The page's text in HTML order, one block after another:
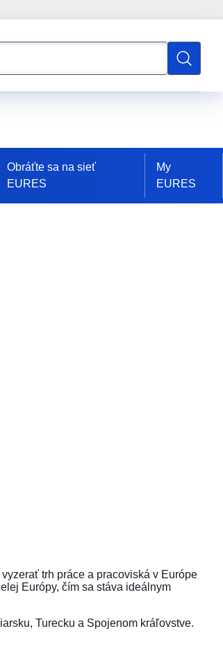
Obráťte sa na sieť
EURES
My
EURES
trh práce a pracoviská v Európe
Európy, čím sa stáva ideálnym
Turecku a Spojenom kráľovstve.